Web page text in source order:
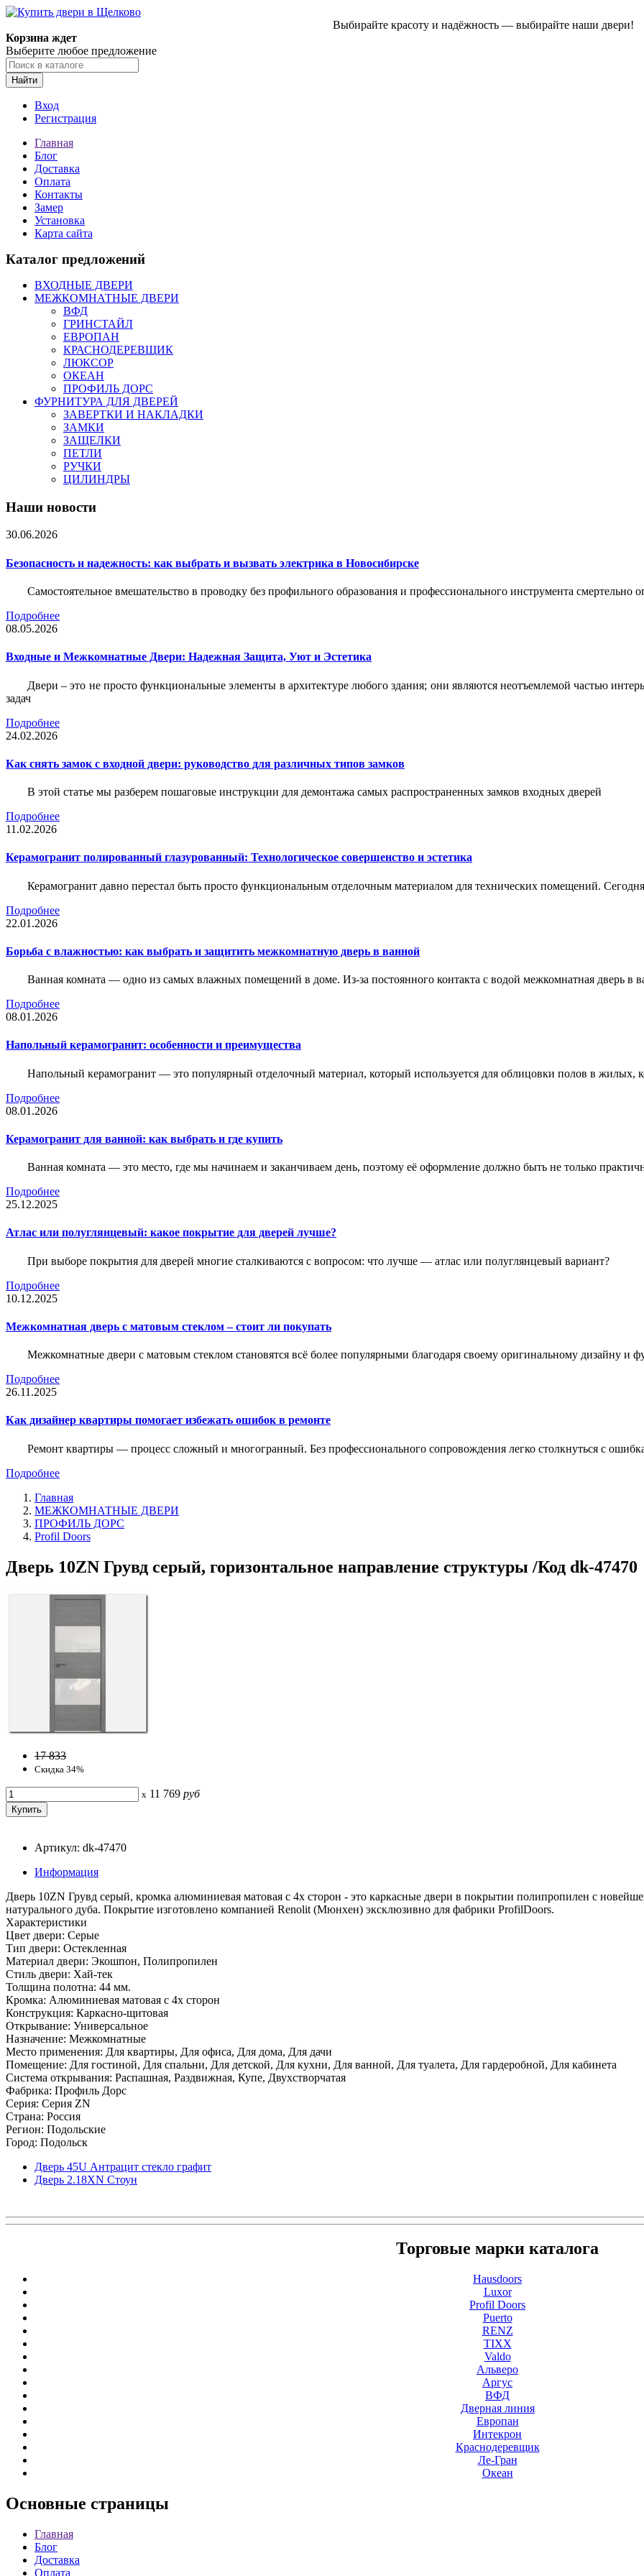
Выбирайте красоту и надёжность — выбирайте наши двери!
Корзина ждет
Выберите любое предложение
Найти
Вход
Регистрация
Главная
Блог
Доставка
Оплата
Контакты
Замер
Установка
Карта сайта
Каталог предложений
ВХОДНЫЕ ДВЕРИ
МЕЖКОМНАТНЫЕ ДВЕРИ
ВФД
ГРИНСТАЙЛ
ЕВРОПАН
КРАСНОДЕРЕВЩИК
ЛЮКСОР
ОКЕАН
ПРОФИЛЬ ДОРС
ФУРНИТУРА ДЛЯ ДВЕРЕЙ
ЗАВЕРТКИ И НАКЛАДКИ
ЗАМКИ
ЗАЩЕЛКИ
ПЕТЛИ
РУЧКИ
ЦИЛИНДРЫ
Наши новости
30.06.2026
Безопасность и надежность: как выбрать и вызвать электрика в Новосибирске
Самостоятельное вмешательство в проводку без профильного образования и профессионального инструмента смертельно
Подробнее
08.05.2026
Входные и Межкомнатные Двери: Надежная Защита, Уют и Эстетика
Двери – это не просто функциональные элементы в архитектуре любого здания; они являются неотъемлемой частью
задач
Подробнее
24.02.2026
Как снять замок с входной двери: руководство для различных типов замков
В этой статье мы разберем пошаговые инструкции для демонтажа самых распространенных замков входных дверей
Подробнее
11.02.2026
Керамогранит полированный глазурованный: Технологическое совершенство и эстетика
Керамогранит давно перестал быть просто функциональным отделочным материалом для технических помещений.
Подробнее
22.01.2026
Борьба с влажностью: как выбрать и защитить межкомнатную дверь в ванной
Ванная комната — одно из самых влажных помещений в доме. Из-за постоянного контакта с водой межкомнатная дверь в
Подробнее
08.01.2026
Напольный керамогранит: особенности и преимущества
Напольный керамогранит — это популярный отделочный материал, который используется для облицовки полов в
Подробнее
08.01.2026
Керамогранит для ванной: как выбрать и где купить
Ванная комната — это место, где мы начинаем и заканчиваем день, поэтому её оформление должно быть не только
Подробнее
25.12.2025
Атлас или полуглянцевый: какое покрытие для дверей лучше?
При выборе покрытия для дверей многие сталкиваются с вопросом: что лучше — атлас или полуглянцевый вариант?
Подробнее
10.12.2025
Межкомнатная дверь с матовым стеклом – стоит ли покупать
Межкомнатные двери с матовым стеклом становятся всё более популярными благодаря своему оригинальному дизайну и
Подробнее
26.11.2025
Как дизайнер квартиры помогает избежать ошибок в ремонте
Ремонт квартиры — процесс сложный и многогранный. Без профессионального сопровождения легко столкнуться с
Подробнее
Главная
МЕЖКОМНАТНЫЕ ДВЕРИ
ПРОФИЛЬ ДОРС
Profil Doors
Дверь 10ZN Грувд серый, горизонтальное направление структуры /Код dk-47470
17 833
Скидка 34%
x 11 769 руб
Артикул: dk-47470
Информация
Дверь 10ZN Грувд серый, кромка алюминиевая матовая с 4х сторон - это каркасные двери в покрытии полипропилен с
натурального дуба. Покрытие изготовлено компанией Renolit (Мюнхен) эксклюзивно для фабрики ProfilDoors.
Характеристики
Цвет двери: Серые
Тип двери: Остекленная
Материал двери: Экошпон, Полипропилен
Стиль двери: Хай-тек
Толщина полотна: 44 мм.
Кромка: Алюминиевая матовая с 4х сторон
Конструкция: Каркасно-щитовая
Открывание: Универсальное
Назначение: Межкомнатные
Место применения: Для квартиры, Для офиса, Для дома, Для дачи
Помещение: Для гостиной, Для спальни, Для детской, Для кухни, Для ванной, Для туалета, Для гардеробной, Для кабинета
Система открывания: Распашная, Раздвижная, Купе, Двухстворчатая
Фабрика: Профиль Дорс
Серия: Серия ZN
Страна: Россия
Регион: Подольские
Город: Подольск
Дверь 45U Антрацит стекло графит
Дверь 2.18ХN Стоун
Торговые марки каталога
Hausdoors
Luxor
Profil Doors
Puerto
RENZ
TIXX
Valdo
Альверо
Аргус
ВФД
Дверная линия
Европан
Интекрон
Краснодеревщик
Ле-Гран
Океан
Основные страницы
Главная
Блог
Доставка
Оплата